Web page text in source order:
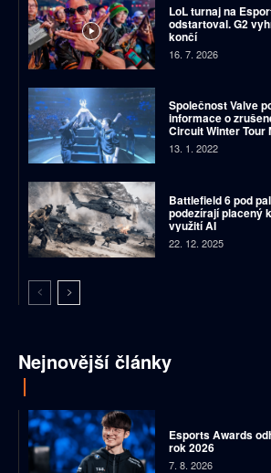
LoL turnaj na
odstartoval. G2
končí
16. 7. 2026
Společnost Valve
informace o
Circuit Winter Tour
13. 1. 2022
Battlefield 6 pod
podezírají placený
využití AI
22. 12. 2025
Nejnovější články
Esports Awards
rok 2026
7. 8. 2026